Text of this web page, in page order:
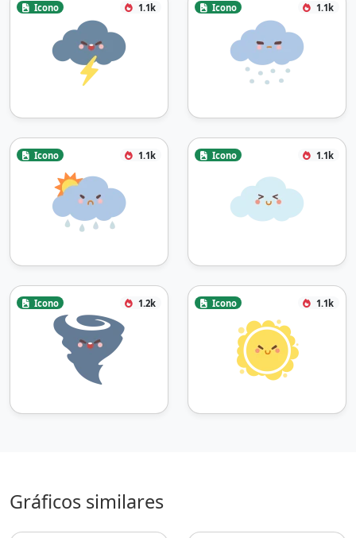
Icono 1.1k Icono 1.1k
Icono 1.1k Icono 1.1k
Icono 1.2k Icono 1.1k
Gráficos similares